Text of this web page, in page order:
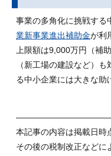
事業の多角化に挑戦する
業新事業進出補助金が利
上限額は9,000万円（補
（新工場の建設など）
る中小企業には大きな助
本記事の内容は掲載日時
その後の税制改正などに